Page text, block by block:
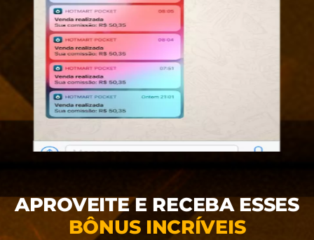
APROVEITE E RECEBA ESSES
BÔNUS INCRÍVEIS